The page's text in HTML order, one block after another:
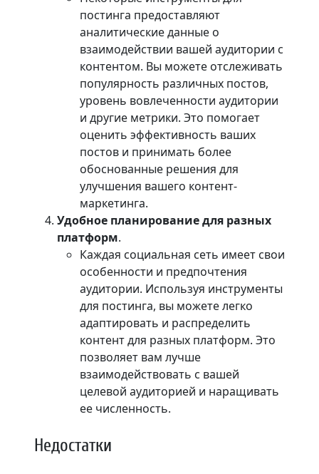
постинга предоставляют
аналитические данные о
взаимодействии вашей аудитории с
контентом. Вы можете отслеживать
популярность различных постов,
уровень вовлеченности аудитории
и другие метрики. Это помогает
оценить эффективность ваших
постов и принимать более
обоснованные решения для
улучшения вашего контент-
маркетинга.
Удобное планирование для разных
платформ.
Каждая социальная сеть имеет свои
особенности и предпочтения
аудитории. Используя инструменты
для постинга, вы можете легко
адаптировать и распределить
контент для разных платформ. Это
позволяет вам лучше
взаимодействовать с вашей
целевой аудиторией и наращивать
ее численность.
Недостатки